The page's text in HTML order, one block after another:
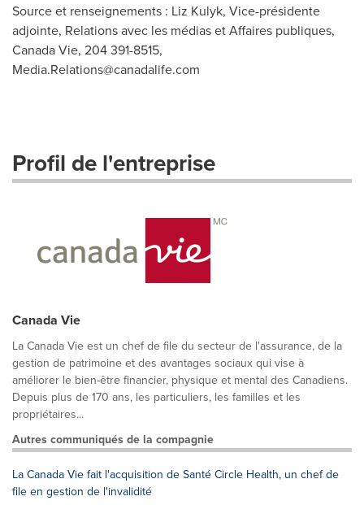
Source et renseignements : Liz Kulyk, Vice-présidente
adjointe, Relations avec les médias et Affaires publiques,
Canada Vie, 204 391-8515,
Media.Relations@canadalife.com
Profil de l'entreprise
Canada Vie
La Canada Vie est un chef de file du secteur de l'assurance, de la
gestion de patrimoine et des avantages sociaux qui vise à
améliorer le bien-être financier, physique et mental des Canadiens.
Depuis plus de 170 ans, les particuliers, les familles et les
propriétaires...
Autres communiqués de la compagnie
La Canada Vie fait l'acquisition de Santé Circle Health, un chef de
file en gestion de l'invalidité